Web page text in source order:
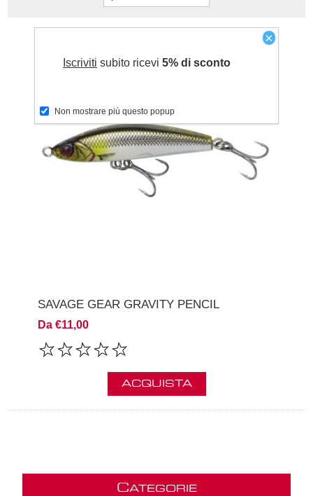
SAVAGE GEAR GRAVITY PENCIL
Da €11,00
ACQUISTA
CATEGORIE
×
Iscriviti subito ricevi 5% di sconto
Non mostrare più questo popup